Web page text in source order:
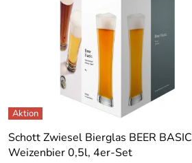
Schott Zwiesel Bierglas BEER BASIC
Weizenbier 0,5l, 4er-Set